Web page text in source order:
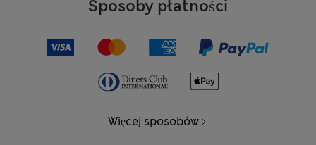
Sposoby płatności
Więcej sposobów